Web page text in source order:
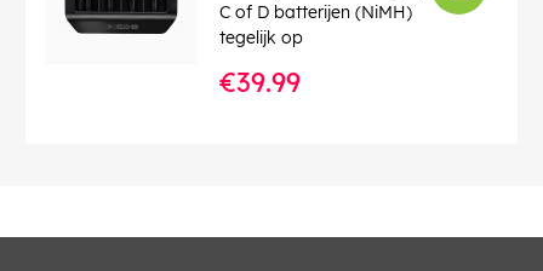
C of D batterijen (NiMH)
tegelijk op
€39.99